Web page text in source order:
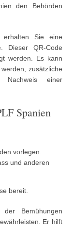
den Behörden
Sie eine
Dieser QR-Code
werden. Es kann
zusätzliche
einer
Spanien
vorlegen.
und anderen
bereit.
Bemühungen
Er hilft